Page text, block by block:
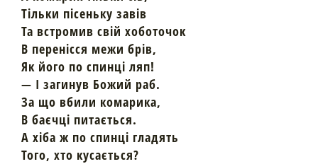
Тільки пісеньку завів
Та встромив свій хоботочок
В перенісся межи брів,
Як його по спинці ляп!
— І загинув Божий раб.
За що вбили комарика,
В баєчці питається.
А хіба ж по спинці гладять
Того, хто кусається?